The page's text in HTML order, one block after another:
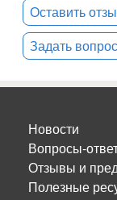
Оставить
Задать вопрос
Новости
Вопросы-
Отзывы и
Полезные